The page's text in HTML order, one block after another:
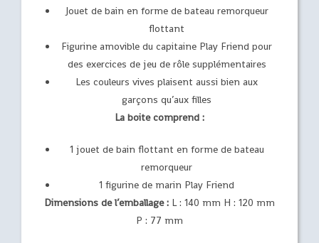
Jouet de bain en forme de bateau remorqueur
flottant
Figurine amovible du capitaine Play Friend pour
des exercices de jeu de rôle supplémentaires
Les couleurs vives plaisent aussi bien aux
garçons qu’aux filles
La boite comprend :
1 jouet de bain flottant en forme de bateau
remorqueur
1 figurine de marin Play Friend
Dimensions de l’emballage : L : 140 mm H : 120 mm
P : 77 mm